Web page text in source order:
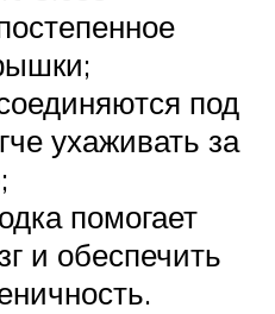
под
ухаживать за
помогает
и обеспечить